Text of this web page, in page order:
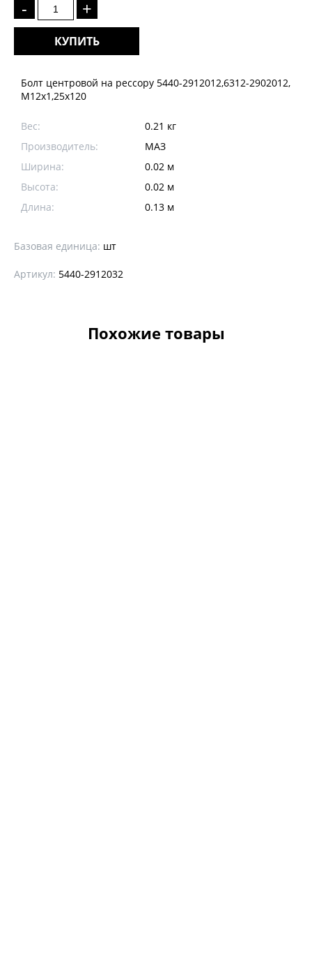
- +
КУПИТЬ
Болт центровой на рессору 5440-2912012,6312-2902012,
М12х1,25х120
Вес:
0.21 кг
Производитель:
МАЗ
Ширина:
0.02 м
Высота:
0.02 м
Длина:
0.13 м
Базовая единица: шт
Артикул: 5440-2912032
Похожие товары